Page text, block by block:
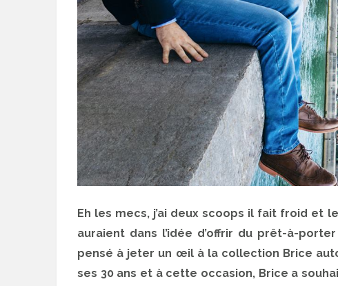
Eh les mecs, j’ai deux scoops il fait froid et
auraient dans l’idée d’offrir du prêt-à-
pensé à jeter un œil à la collection Brice
ses 30 ans et à cette occasion, Brice a